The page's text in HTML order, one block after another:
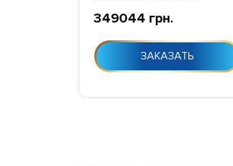
дня с момента заказа
349044 грн.
ЗАКАЗАТЬ